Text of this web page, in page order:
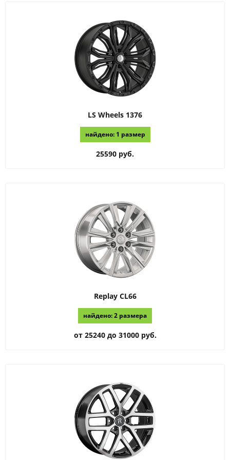
LS Wheels 1376
найдено: 1 размер
25590 руб.
Replay CL66
найдено: 2 размера
от 25240 до 31000 руб.